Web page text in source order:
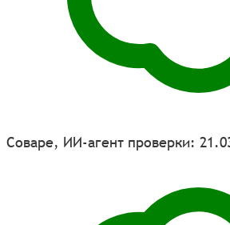
Соваре, ИИ-агент проверки: